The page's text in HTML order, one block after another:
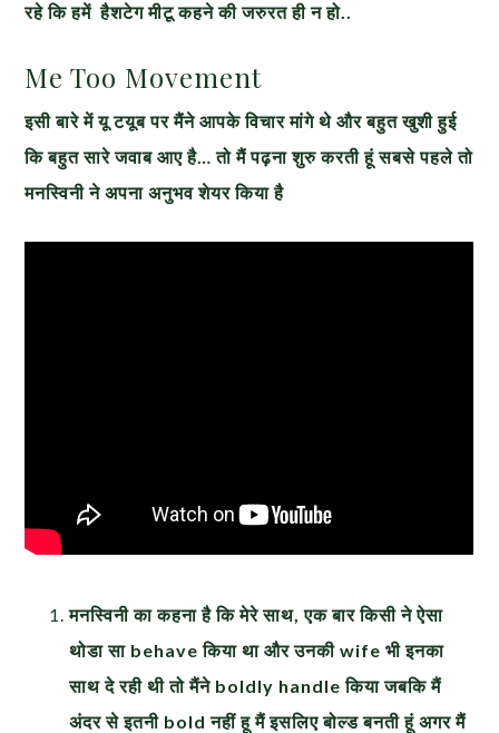
रहे कि हमें हैशटेग मीटू कहने की जरुरत ही न हो..
Me Too Movement
इसी बारे में यू टयूब पर मैंने आपके विचार मांगे थे और बहुत खुशी हुई
कि बहुत सारे जवाब आए है… तो मैं पढ़ना शुरु करती हूं सबसे पहले तो
मनस्विनी ने अपना अनुभव शेयर किया है
मनस्विनी का कहना है कि मेरे साथ,एक बार किसी ने ऐसा
थोडा सा behave किया था और उनकी wife भी इनका
साथ दे रही थी तो मैंने boldly handle किया जबकि मैं
अंदर से इतनी bold नहीं हू मैं इसलिए बोल्ड बनती हूं अगर मैं